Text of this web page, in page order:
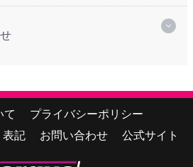
て
プライバシーポリシー
表記
お問い合わせ 公式サイト